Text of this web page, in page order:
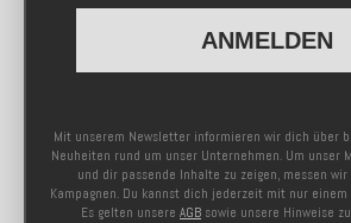
ANMELDEN
Mit unserem Newsletter informieren wir dich über
Neuheiten rund um unser Unternehmen. Um unser
und dir passende Inhalte zu zeigen, messen
Kampagnen. Du kannst dich jederzeit mit nur
Es gelten unsere AGB sowie unsere Hinweise